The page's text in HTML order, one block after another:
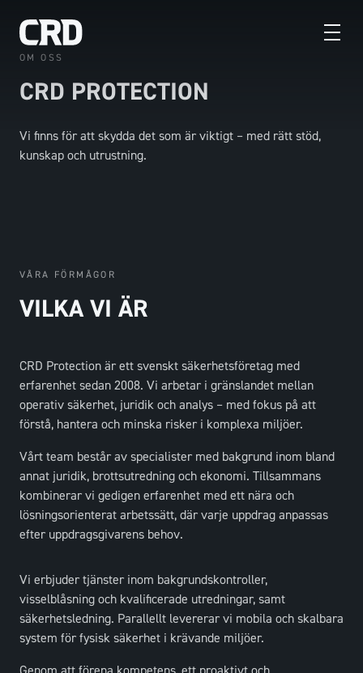
OM OSS
CRD PROTECTION
Vi finns för att skydda det som är viktigt – med rätt stöd,
kunskap och utrustning.
VÅRA FÖRMÅGOR
VILKA VI ÄR
CRD Protection är ett svenskt säkerhetsföretag med
erfarenhet sedan 2008. Vi arbetar i gränslandet mellan
operativ säkerhet, juridik och analys – med fokus på att
förstå, hantera och minska risker i komplexa miljöer.
Vårt team består av specialister med bakgrund inom bland
annat juridik, brottsutredning och ekonomi. Tillsammans
kombinerar vi gedigen erfarenhet med ett nära och
lösningsorienterat arbetssätt, där varje uppdrag anpassas
efter uppdragsgivarens behov.
Vi erbjuder tjänster inom bakgrundskontroller,
visselblåsning och kvalificerade utredningar, samt
säkerhetsledning. Parallellt levererar vi mobila och skalbara
system för fysisk säkerhet i krävande miljöer.